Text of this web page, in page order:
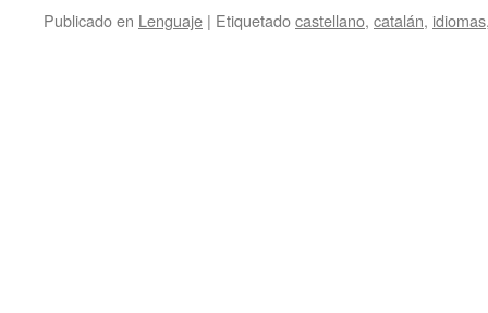
Publicado en Lenguaje | Etiquetadocastellano, catalán, idiomas